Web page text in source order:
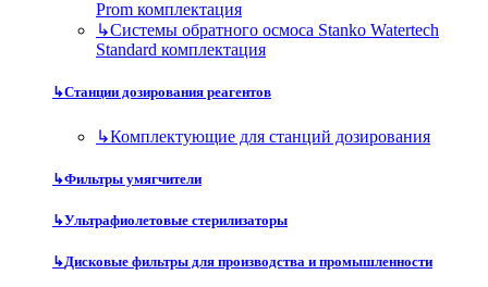
Prom комплектация
↳Системы обратного осмоса Stanko Watertech
Standard комплектация
↳Станции дозирования реагентов
↳Комплектующие для станций дозирования
↳Фильтры умягчители
↳Ультрафиолетовые стерилизаторы
↳Дисковые фильтры для производства и промышленности